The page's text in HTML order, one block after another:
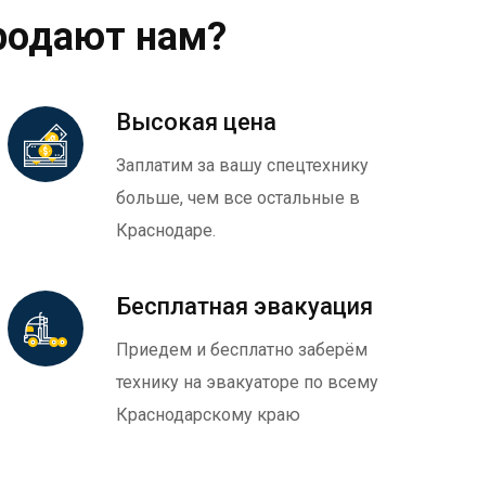
нам?
Высокая цена
Заплатим за вашу спецтехнику
больше, чем все остальные в
Краснодаре.
Бесплатная эвакуация
Приедем и бесплатно заберём
технику на эвакуаторе по всему
Краснодарскому краю